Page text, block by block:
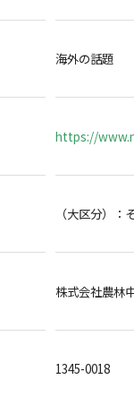
海外の話題
https://
（大区分）：
株式会社農林
1345-0018